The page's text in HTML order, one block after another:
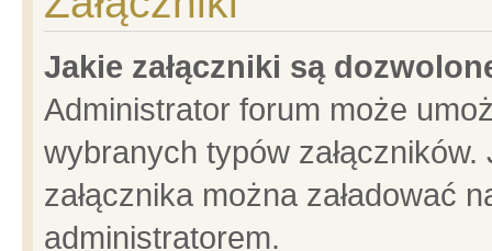
Jakie załączniki są
Administrator forum może
wybranych typów
załącznika można załadować
administratorem.